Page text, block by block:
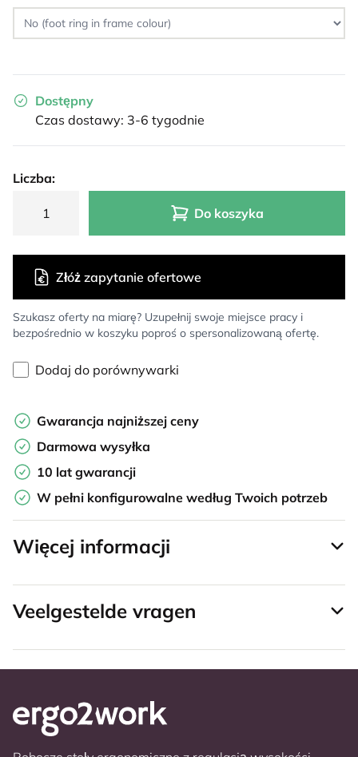
Dostępny
Czas dostawy: 3-6 tygodnie
Liczba:
Do koszyka
Szukasz oferty na miarę? Uzupełnij swoje miejsce pracy i
bezpośrednio w koszyku poproś o spersonalizowaną ofertę.
Złóż zapytanie ofertowe
Dodaj do porównywarki
Gwarancja najniższej ceny
Darmowa wysyłka
10 lat gwarancji
W pełni konfigurowalne według Twoich potrzeb
Więcej informacji
Veelgestelde vragen